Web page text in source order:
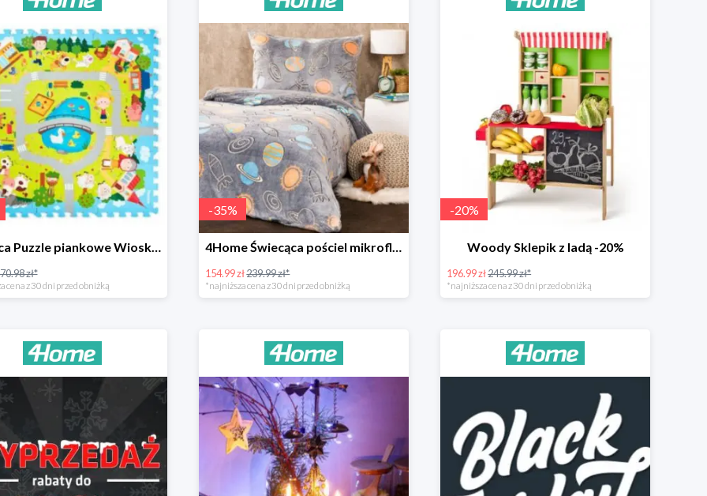
Plastica Puzzle piankowe Wioska -31%
70.98 zł*
cena z 30 dni przed obniżką
-35%
4Home Świecąca pościel mikroflanela Planetarium -35%
154.99 zł239.99 zł*
*najniższa cena z 30 dni przed obniżką
-20%
Woody Sklepik z ladą -20%
196.99 zł245.99 zł*
*najniższa cena z 30 dni przed obniżką